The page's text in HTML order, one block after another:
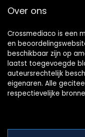
Over ons
Crossmediaco is een
en
beschikbaar zijn op
laatst toegevoegde
auteursrechtelijk
eigenaren. Alle
respectievelijke